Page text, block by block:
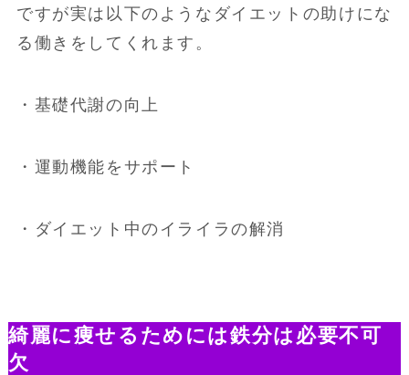
ですが実は以下のようなダイエットの助けにな
る働きをしてくれます。
・基礎代謝の向上
・運動機能をサポート
・ダイエット中のイライラの解消
綺麗に痩せるためには鉄分は必要不可
欠